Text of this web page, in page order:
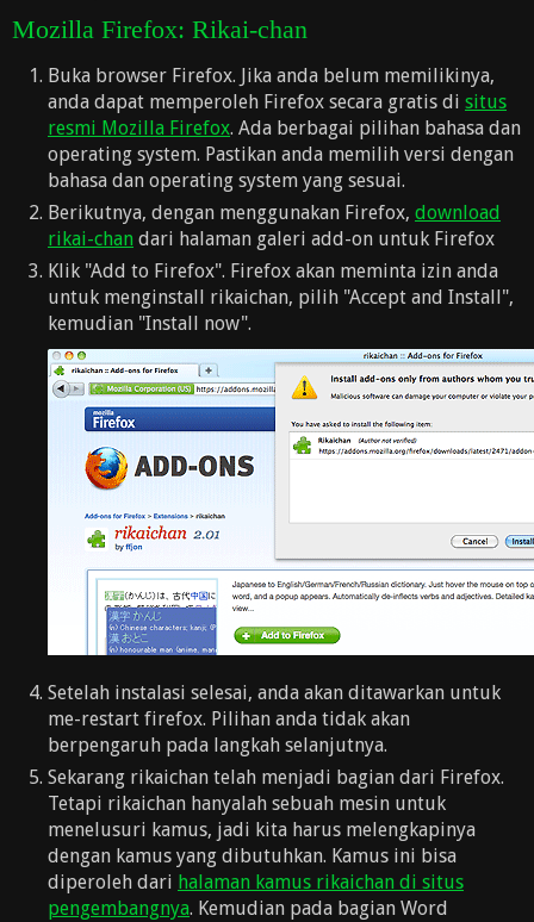
Mozilla Firefox: Rikai-chan
Buka browser Firefox. Jika anda belum memilikinya,
anda dapat memperoleh Firefox secara gratis di situs
resmi Mozilla Firefox. Ada berbagai pilihan bahasa dan
operating system. Pastikan anda memilih versi dengan
bahasa dan operating system yang sesuai.
Berikutnya, dengan menggunakan Firefox, download
rikai-chan dari halaman galeri add-on untuk Firefox
Klik "Add to Firefox". Firefox akan meminta izin anda
untuk menginstall rikaichan, pilih "Accept and Install",
kemudian "Install now".
Setelah instalasi selesai, anda akan ditawarkan untuk
me-restart firefox. Pilihan anda tidak akan
berpengaruh pada langkah selanjutnya.
Sekarang rikaichan telah menjadi bagian dari Firefox.
Tetapi rikaichan hanyalah sebuah mesin untuk
menelusuri kamus, jadi kita harus melengkapinya
dengan kamus yang dibutuhkan. Kamus ini bisa
diperoleh dari halaman kamus rikaichan di situs
pengembangnya. Kemudian pada bagian Word